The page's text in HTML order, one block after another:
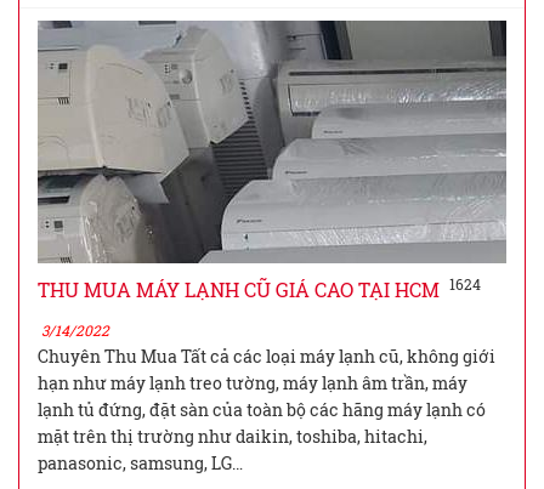
THU MUA MÁY LẠNH CŨ GIÁ CAO TẠI HCM 1624
3/14/2022
Chuyên Thu Mua Tất cả các loại máy lạnh cũ, không giới
hạn như máy lạnh treo tường, máy lạnh âm trần, máy
lạnh tủ đứng, đặt sàn của toàn bộ các hãng máy lạnh có
mặt trên thị trường như daikin, toshiba, hitachi,
panasonic, samsung, LG…